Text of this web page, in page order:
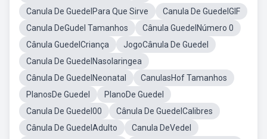
Canula De GuedelPara Que Sirve
Canula De GuedelGIF
Canula DeGudel Tamanhos
Cânula GuedelNúmero 0
Cânula GuedelCriança
JogoCânula De Guedel
Canula De GuedelNasolaringea
Cânula De GuedelNeonatal
CanulasHof Tamanhos
PlanosDe Guedel
PlanoDe Guedel
Canula De Guedel00
Cânula De GuedelCalibres
Cânula De GuedelAdulto
Canula DeVedel